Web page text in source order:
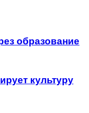
образование
культуру